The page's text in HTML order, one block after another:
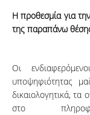
Η προθεσμία για
της παραπάνω
Οι
υποψηφιότητας
δικαιολογητικά,
στο